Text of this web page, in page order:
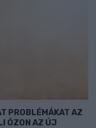
PROBLÉMÁKAT AZ
ÓZON AZ ÚJ